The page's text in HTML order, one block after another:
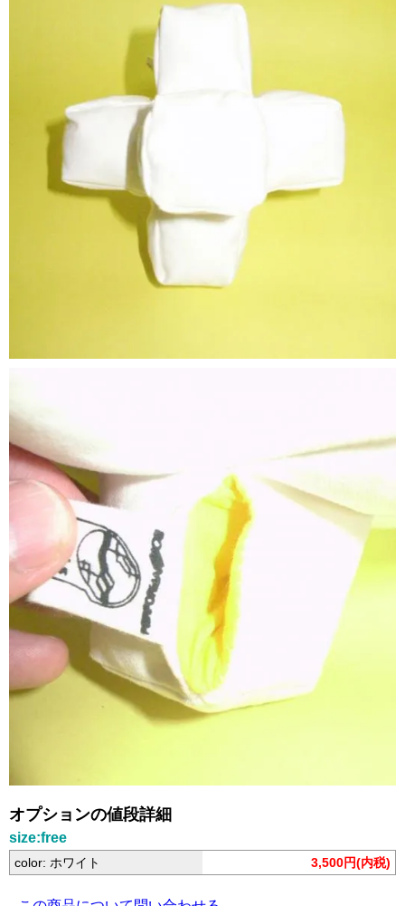
オプションの値段詳細
size:free
color: ホワイト 3,500円(内税)